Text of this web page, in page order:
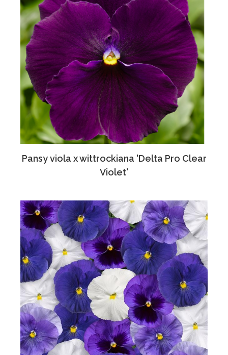
Pansy viola x wittrockiana 'Delta Pro Clear
Violet'